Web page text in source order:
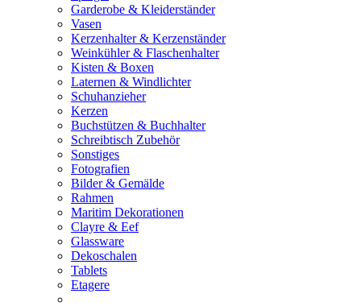
Garderobe & Kleiderständer
Vasen
Kerzenhalter & Kerzenständer
Weinkühler & Flaschenhalter
Kisten & Boxen
Laternen & Windlichter
Schuhanzieher
Kerzen
Buchstützen & Buchhalter
Schreibtisch Zubehör
Sonstiges
Fotografien
Bilder & Gemälde
Rahmen
Maritim Dekorationen
Clayre & Eef
Glassware
Dekoschalen
Tablets
Etagere